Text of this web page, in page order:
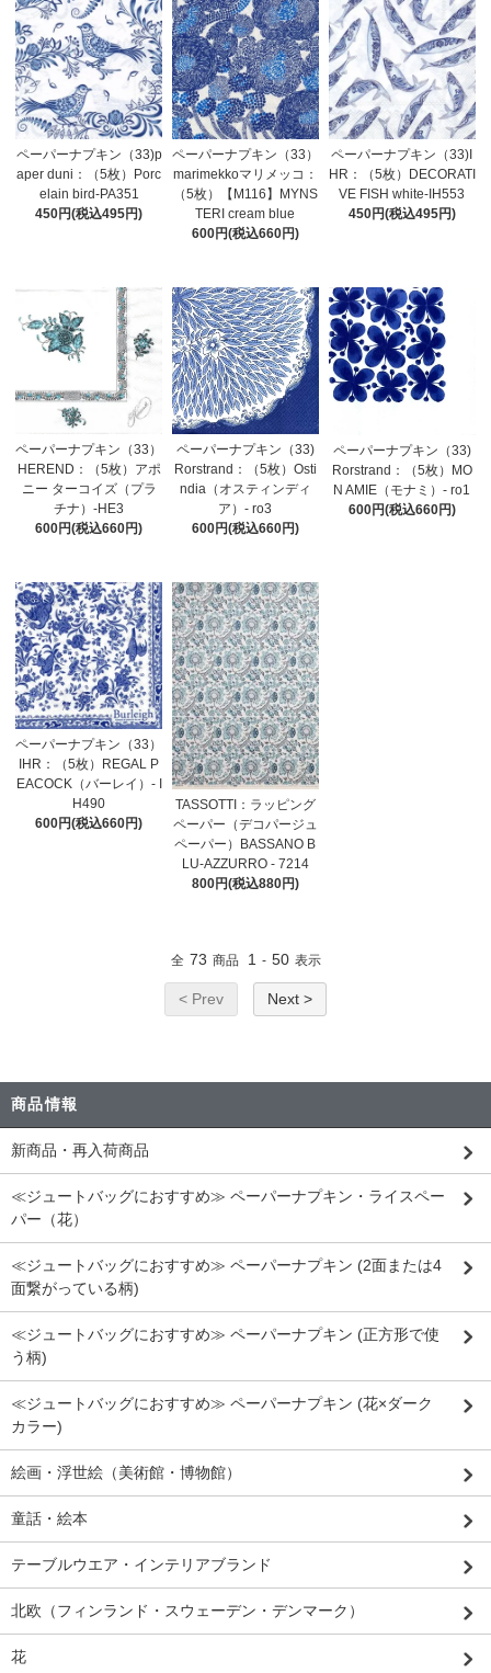
ペーパーナプキン（33)p
aper duni：（5枚）Porc
elain bird-PA351
450円(税込495円)
ペーパーナプキン（33）
marimekkoマリメッコ：
（5枚）【M116】MYNS
TERI cream blue
600円(税込660円)
ペーパーナプキン（33)I
HR：（5枚）DECORATI
VE FISH white-IH553
450円(税込495円)
ペーパーナプキン（33）
HEREND：（5枚）アポ
ニー ターコイズ（プラ
チナ）-HE3
600円(税込660円)
ペーパーナプキン（33)
Rorstrand：（5枚）Osti
ndia（オスティンディ
ア）- ro3
600円(税込660円)
ペーパーナプキン（33)
Rorstrand：（5枚）MO
N AMIE（モナミ）- ro1
600円(税込660円)
ペーパーナプキン（33）
IHR：（5枚）REGAL P
EACOCK（バーレイ）- I
H490
600円(税込660円)
TASSOTTI：ラッピング
ペーパー（デコパージュ
ペーパー）BASSANO B
LU-AZZURRO - 7214
800円(税込880円)
全 73 商品 1 - 50 表示
< Prev Next >
商品情報
新商品・再入荷商品
≪ジュートバッグにおすすめ≫ ペーパーナプキン・ライスペー
パー（花）
≪ジュートバッグにおすすめ≫ ペーパーナプキン (2面または4
面繋がっている柄)
≪ジュートバッグにおすすめ≫ ペーパーナプキン (正方形で使
う柄)
≪ジュートバッグにおすすめ≫ ペーパーナプキン (花×ダーク
カラー)
絵画・浮世絵（美術館・博物館）
童話・絵本
テーブルウエア・インテリアブランド
北欧（フィンランド・スウェーデン・デンマーク）
花